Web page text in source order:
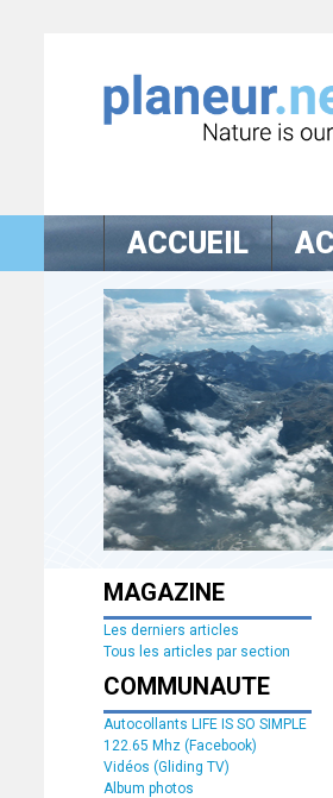
ACCUEIL
MAGAZINE
Les derniers articles
Tous les articles par section
COMMUNAUTE
Autocollants LIFE IS SO SIMPLE
122.65 Mhz (Facebook)
Vidéos (Gliding TV)
Album photos